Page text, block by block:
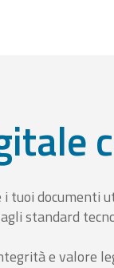
tuoi documenti
standard
e valore